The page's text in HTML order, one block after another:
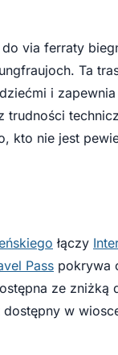
via ferraty
Ta
i
trudności
kto nie jest
łączy
Pass pokrywa
ze zniżką
w